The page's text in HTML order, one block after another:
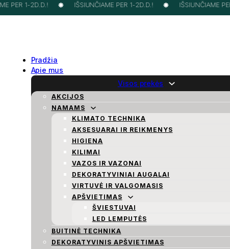
PER 1-2D.D.! IŠSIUNČIAME PER 1-2D.D.! IŠSIUNČIAME
Pradžia
Apie mus
Visos prekės
AKCIJOS
NAMAMS
KLIMATO TECHNIKA
AKSESUARAI IR REIKMENYS
HIGIENA
KILIMAI
VAZOS IR VAZONAI
DEKORATYVINIAI AUGALAI
VIRTUVĖ IR VALGOMASIS
APŠVIETIMAS
ŠVIESTUVAI
LED LEMPUTĖS
BUITINĖ TECHNIKA
DEKORATYVINIS APŠVIETIMAS